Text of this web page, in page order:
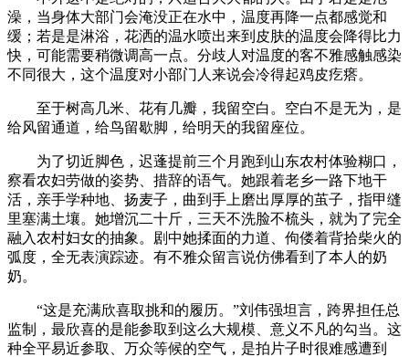
澡，当身体大部门会淹没正在水中，温度再降一点都感觉和
缓；若是是淋浴，花洒的温水喷出来到皮肤的温度会降得比力
快，可能需要稍微调高一点。分歧人对温度的客不雅感触感染
不同很大，这个温度对小部门人来说会冷得起鸡皮疙瘩。
至于树高几米、花有几瓣，我留空白。空白不是无为，是
给风留通道，给鸟留歇脚，给明天的我留座位。
为了切近脚色，迟蓬提前三个月跑到山东农村体验糊口，
察看农妇劳做的姿势、措辞的语气。她跟着老乡一路下地干
活，亲手学种地、扬麦子，曲到手上磨出厚厚的茧子，指甲缝
里塞满土壤。她增沉二十斤，三天不洗脸不梳头，就为了完全
融入农村妇女的抽象。剧中她揉面的力道、佝偻着背拾柴火的
弧度，全无表演踪迹。有不雅众留言说仿佛看到了本人的奶
奶。
“这是充满欣喜取挑和的履历。”刘伟强坦言，跨界担任总
监制，最欣喜的是能参取到这么大规模、意义不凡的勾当。这
种全平易近参取、万众等候的空气，是拍片子时很难感遭到